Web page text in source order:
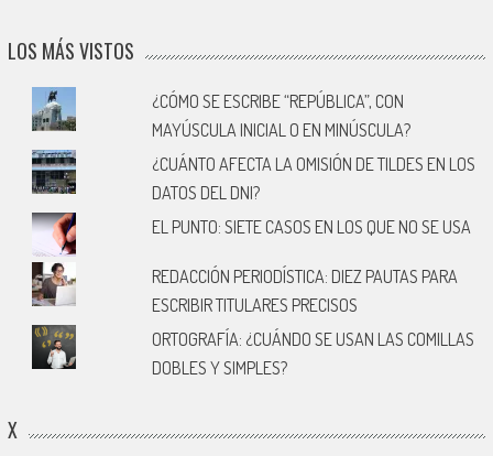
LOS MÁS VISTOS
¿CÓMO SE ESCRIBE “REPÚBLICA”, CON
MAYÚSCULA INICIAL O EN MINÚSCULA?
¿CUÁNTO AFECTA LA OMISIÓN DE TILDES EN LOS
DATOS DEL DNI?
EL PUNTO: SIETE CASOS EN LOS QUE NO SE USA
REDACCIÓN PERIODÍSTICA: DIEZ PAUTAS PARA
ESCRIBIR TITULARES PRECISOS
ORTOGRAFÍA: ¿CUÁNDO SE USAN LAS COMILLAS
DOBLES Y SIMPLES?
X